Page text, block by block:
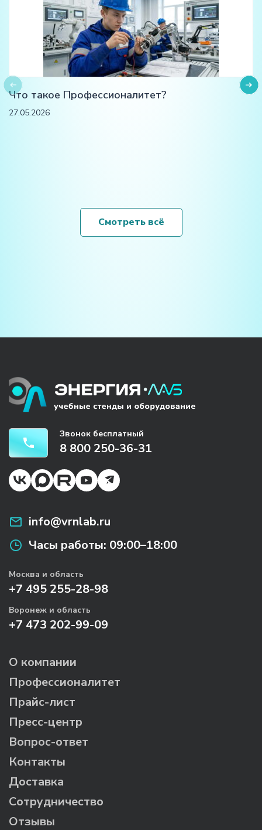
Что такое Профессионалитет?
27.05.2026
Смотреть всё
Звонок бесплатный
8 800 250-36-31
info@vrnlab.ru
Часы работы: 09:00–18:00
Москва и область
+7 495 255-28-98
Воронеж и область
+7 473 202-99-09
О компании
Профессионалитет
Прайс-лист
Пресс-центр
Вопрос-ответ
Контакты
Доставка
Сотрудничество
Отзывы